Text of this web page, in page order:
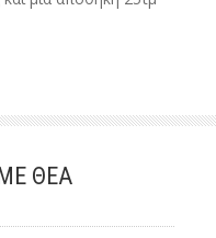
ΘΕΑ